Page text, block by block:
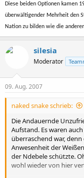
Diese beiden Optionen kamen
überwältigender Mehrheit den
Nation zu bilden wie die
silesia
Moderator
09. Aug. 2007
naked snake schrieb:
Die Andauernde
Aufstand. Es waren
überraschend war,
Anwesenheit der
der Ndebele schützte.
wohl wieder von hier